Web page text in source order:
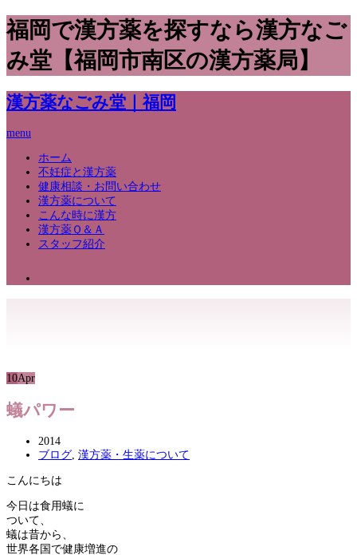
福岡で漢方薬を探すなら漢方なご
み堂【福岡市南区の漢方薬局】
漢方薬なごみ堂｜福岡
menu
ホーム
不妊症と漢方薬
健康相談・お問い合わせ
漢方薬について
こんな時に漢方
漢方薬Ｑ＆Ａ
スタッフ紹介
10Apr
蟻パワー
2014
ブログ, 漢方薬・生薬について
こんにちは
今日は食用蟻に
ついて、
蟻は昔から、
世界各国で健康増進の